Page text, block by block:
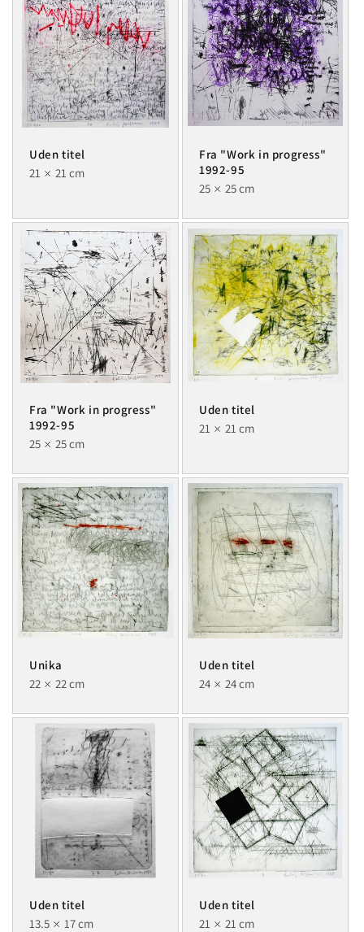
Uden titel
21
21 cm
Fra "Work in progress"
1992-95
25
25 cm
Fra "Work in progress"
1992-95
25
25 cm
Uden titel
21
21 cm
Unika
22
22 cm
Uden titel
24
24 cm
Uden titel
13.5
17 cm
Uden titel
21
21 cm